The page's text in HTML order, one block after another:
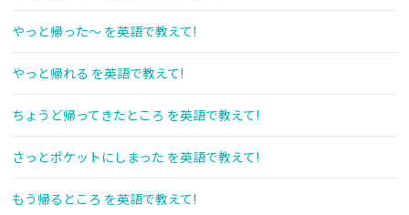
やっと帰った～ を英語で教えて!
やっと帰れる を英語で教えて!
ちょうど帰ってきたところ を英語で教えて!
さっとポケットにしまった を英語で教えて!
もう帰るところ を英語で教えて!